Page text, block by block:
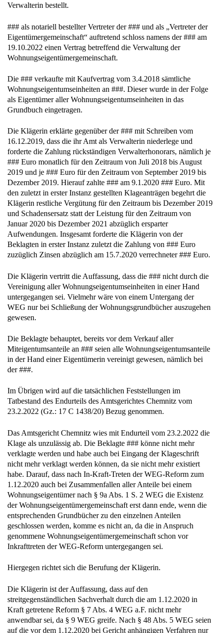
Verwalterin bestellt.
### als notariell bestellter Vertreter der ### und als „Vertreter der
Eigentümergemeinschaft“ auftretend schloss namens der ### am
19.10.2022 einen Vertrag betreffend die Verwaltung der
Wohnungseigentümergemeinschaft.
Die ### verkaufte mit Kaufvertrag vom 3.4.2018 sämtliche
Wohnungseigentumseinheiten an ###. Dieser wurde in der Folge
als Eigentümer aller Wohnungseigentumseinheiten in das
Grundbuch eingetragen.
Die Klägerin erklärte gegenüber der ### mit Schreiben vom
16.12.2019, dass die ihr Amt als Verwalterin niederlege und
forderte die Zahlung rückständigen Verwalterhonorars, nämlich je
### Euro monatlich für den Zeitraum von Juli 2018 bis August
2019 und je ### Euro für den Zeitraum von September 2019 bis
Dezember 2019. Hierauf zahlte ### am 9.1.2020 ### Euro. Mit
den zuletzt in erster Instanz gestellten Klageanträgen begehrt die
Klägerin restliche Vergütung für den Zeitraum bis Dezember 2019
und Schadensersatz statt der Leistung für den Zeitraum von
Januar 2020 bis Dezember 2021 abzüglich ersparter
Aufwendungen. Insgesamt forderte die Klägerin von der
Beklagten in erster Instanz zuletzt die Zahlung von ### Euro
zuzüglich Zinsen abzüglich am 15.7.2020 verrechneter ### Euro.
Die Klägerin vertritt die Auffassung, dass die ### nicht durch die
Vereinigung aller Wohnungseigentumseinheiten in einer Hand
untergegangen sei. Vielmehr wäre von einem Untergang der
WEG nur bei Schließung der Wohnungsgrundbücher auszugehen
gewesen.
Die Beklagte behauptet, bereits vor dem Verkauf aller
Miteigentumsanteile an ### seien alle Wohnungseigentumsanteile
in der Hand einer Eigentümerin vereinigt gewesen, nämlich bei
der ###.
Im Übrigen wird auf die tatsächlichen Feststellungen im
Tatbestand des Endurteils des Amtsgerichtes Chemnitz vom
23.2.2022 (Gz.: 17 C 1438/20) Bezug genommen.
Das Amtsgericht Chemnitz wies mit Endurteil vom 23.2.2022 die
Klage als unzulässig ab. Die Beklagte ### könne nicht mehr
verklagte werden und habe auch bei Eingang der Klageschrift
nicht mehr verklagt werden können, da sie nicht mehr existiert
habe. Darauf, dass nach In-Kraft-Treten der WEG-Reform zum
1.12.2020 auch bei Zusammenfallen aller Anteile bei einem
Wohnungseigentümer nach § 9a Abs. 1 S. 2 WEG die Existenz
der Wohnungseigentümergemeinschaft erst dann ende, wenn die
entsprechenden Grundbücher zu den einzelnen Anteilen
geschlossen werden, komme es nicht an, da die in Anspruch
genommene Wohnungseigentümergemeinschaft schon vor
Inkrafttreten der WEG-Reform untergegangen sei.
Hiergegen richtet sich die Berufung der Klägerin.
Die Klägerin ist der Auffassung, dass auf den
streitgegenständlichen Sachverhalt durch die am 1.12.2020 in
Kraft getretene Reform § 7 Abs. 4 WEG a.F. nicht mehr
anwendbar sei, da § 9 WEG greife. Nach § 48 Abs. 5 WEG seien
auf die vor dem 1.12.2020 bei Gericht anhängigen Verfahren nur